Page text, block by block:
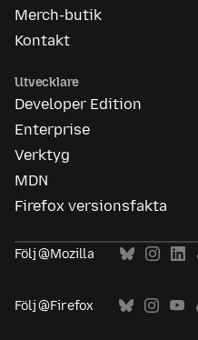
Merch-butik
Kontakt
Utvecklare
Developer Edition
Enterprise
Verktyg
MDN
Firefox versionsfakta
Följ @Mozilla
Följ @Firefox